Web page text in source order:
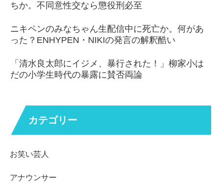
ちか。不同意性交なら懲役刑必至
ニキペンのみなちゃん生配信中に死亡か。何があ
った？ENHYPEN・NIKIの発言の解釈酷い
「清水良太郎にイジメ、暴行された！」柳家小は
だの小学生時代の暴露に賛否両論
カテゴリー
お笑い芸人
アナウンサー